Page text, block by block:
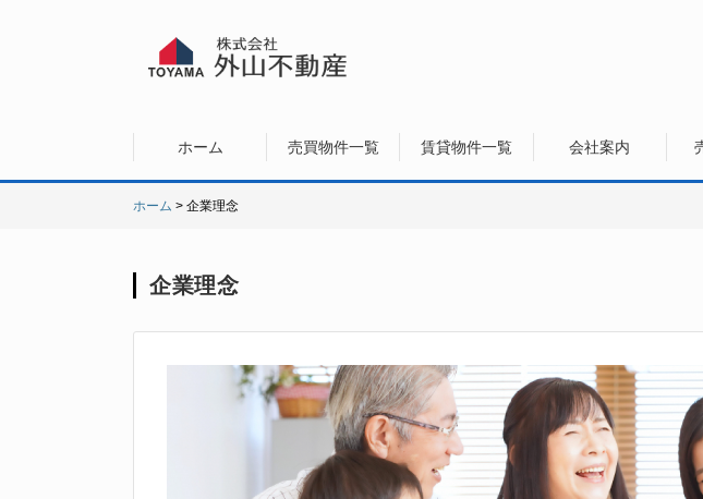
ホーム 売買物件一覧 賃貸物件一覧 会社案内
ホーム > 企業理念
企業理念